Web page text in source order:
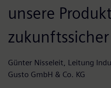
unsere
Günter Nisseleit, Leitung
Gusto GmbH & Co. KG